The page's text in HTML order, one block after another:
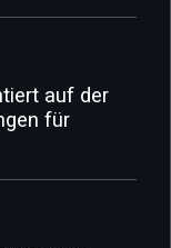
auf der
für